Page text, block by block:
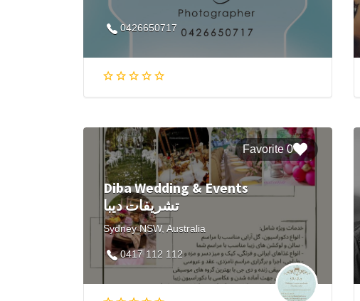
0426650717
0 Favorite
Diba Wedding & Events
تشریفات دیبا
Sydney NSW, Australia
0417 112 112